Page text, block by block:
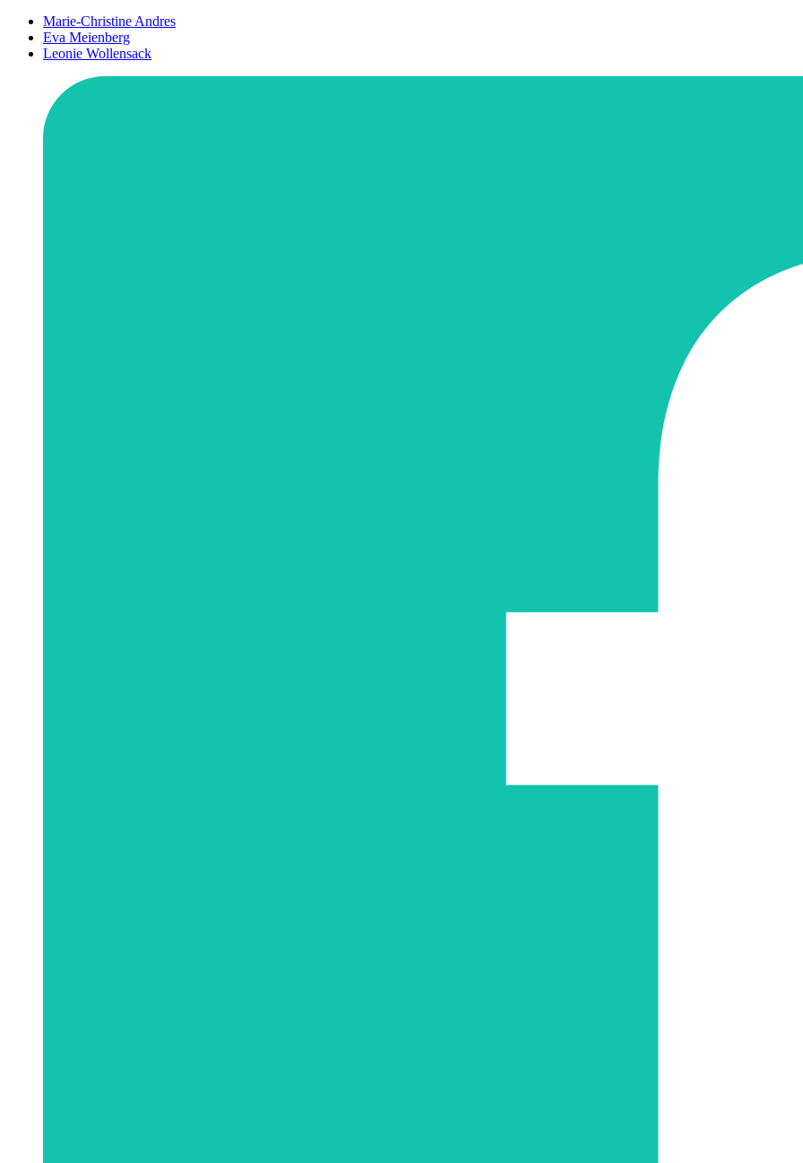
Marie-Christine Andres
Eva Meienberg
Leonie Wollensack